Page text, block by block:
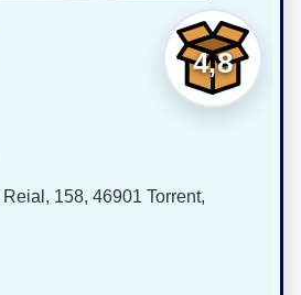
4,8
158, 46901 Torrent,